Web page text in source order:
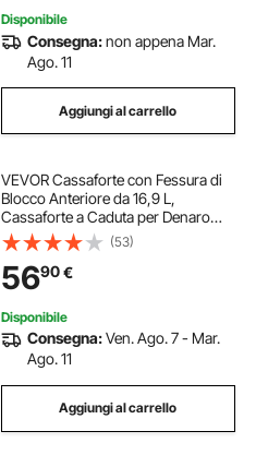
Disponibile
Consegna:non appena Mar.
Ago. 11
Aggiungi al carrello
VEVOR Cassaforte con Fessura di
Blocco Anteriore da 16,9 L,
Cassaforte a Caduta per Denaro
con Password e Manopola
Girevole, per Contanti, Gioielli,
Documenti, Angolo di apertura 150°,
Nero
(53)
5690€
Disponibile
Consegna:Ven. Ago. 7 - Mar.
Ago. 11
Aggiungi al carrello